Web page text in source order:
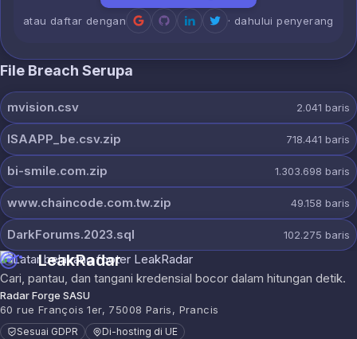
atau daftar dengan · dahului penyerang
File Breach Serupa
mvision.csv 2.041 baris
ISAAPP_be.csv.zip 718.441 baris
bi-smile.com.zip 1.303.698 baris
www.chaincode.com.tw.zip 49.158 baris
DarkForums.2023.sql 102.275 baris
LeakRadar
Cari, pantau, dan tangani kredensial bocor dalam hitungan detik.
Radar Forge SASU
60 rue François 1er, 75008 Paris, Prancis
Sesuai GDPR Di-hosting di UE